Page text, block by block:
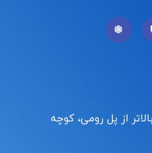
از پل رومی، کوچه